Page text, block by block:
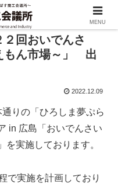
回おいでんさ
もん市場～」 出
2022.12.09
りの「ひろしま夢ぷら
in 広島「おいでんさい
実施しております。
で実施を計画しており
MENU